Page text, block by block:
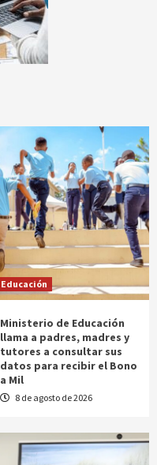
Educación
Ministerio de Educación
llama a padres, madres y
tutores a consultar sus
datos para recibir el Bono
a Mil
8 de agosto de 2026